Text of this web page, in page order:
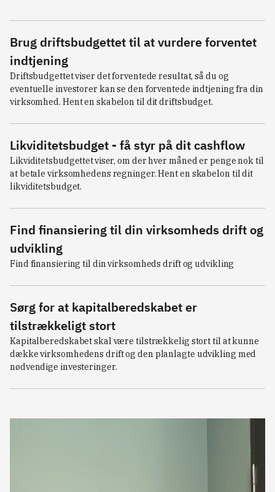
Brug driftsbudgettet til at vurdere forventet
indtjening
Driftsbudgettet viser det forventede resultat, så du og
eventuelle investorer kan se den forventede indtjening fra din
virksomhed. Hent en skabelon til dit driftsbudget.
Likviditetsbudget - få styr på dit cashflow
Likviditetsbudgettet viser, om der hver måned er penge nok til
at betale virksomhedens regninger. Hent en skabelon til dit
likviditetsbudget.
Find finansiering til din virksomheds drift og
udvikling
Find finansiering til din virksomheds drift og udvikling
Sørg for at kapitalberedskabet er
tilstrækkeligt stort
Kapitalberedskabet skal være tilstrækkelig stort til at kunne
dække virksomhedens drift og den planlagte udvikling med
nødvendige investeringer.